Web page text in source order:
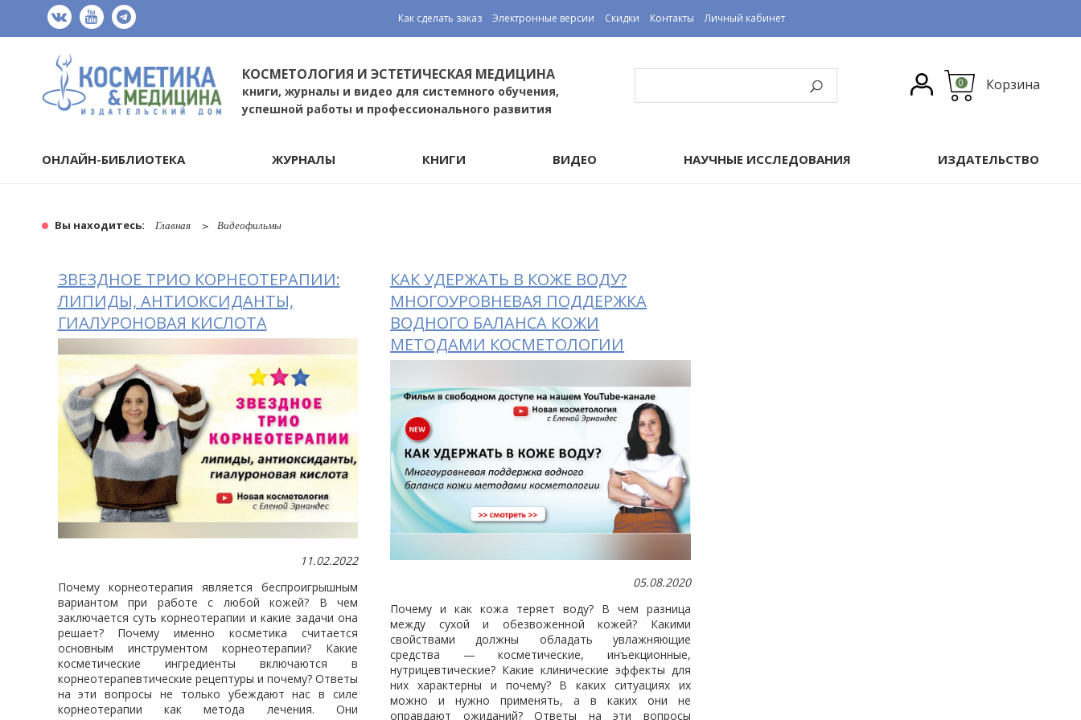
Как сделать заказ Электронные версии Скидки Контакты Личный кабинет
КОСМЕТОЛОГИЯ И ЭСТЕТИЧЕСКАЯ МЕДИЦИНА
книги, журналы и видео для системного обучения,
успешной работы и профессионального развития
0 Корзина
ОНЛАЙН-БИБЛИОТЕКА ЖУРНАЛЫ КНИГИ ВИДЕО НАУЧНЫЕ ИССЛЕДОВАНИЯ ИЗДАТЕЛЬСТВО
Вы находитесь: Главная Видеофильмы
ЗВЕЗДНОЕ ТРИО КОРНЕОТЕРАПИИ:
ЛИПИДЫ, АНТИОКСИДАНТЫ,
ГИАЛУРОНОВАЯ КИСЛОТА
11.02.2022
Почему корнеотерапия является беспроигрышным
вариантом при работе с любой кожей? В чем
заключается суть корнеотерапии и какие задачи она
решает? Почему именно косметика считается
основным инструментом корнеотерапии? Какие
косметические ингредиенты включаются в
корнеотерапевтические рецептуры и почему? Ответы
на эти вопросы не только убеждают нас в силе
корнеотерапии как метода лечения. Они
КАК УДЕРЖАТЬ В КОЖЕ ВОДУ?
МНОГОУРОВНЕВАЯ ПОДДЕРЖКА
ВОДНОГО БАЛАНСА КОЖИ
МЕТОДАМИ КОСМЕТОЛОГИИ
05.08.2020
Почему и как кожа теряет воду? В чем разница
между сухой и обезвоженной кожей? Какими
свойствами должны обладать увлажняющие
средства — косметические, инъекционные,
нутрицевтические? Какие клинические эффекты для
них характерны и почему? В каких ситуациях их
можно и нужно применять, а в каких они не
оправдают ожиданий? Ответы на эти вопросы